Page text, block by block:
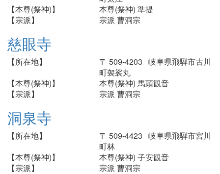
【本尊(祭神)】
本尊(祭神) 準提
【宗派】
宗派 曹洞宗
慈眼寺
【所在地】
〒 509-4203 岐阜県飛騨市古川
町袈裟丸
【本尊(祭神)】
本尊(祭神) 馬頭観音
【宗派】
宗派 曹洞宗
洞泉寺
【所在地】
〒 509-4423 岐阜県飛騨市宮川
町林
【本尊(祭神)】
本尊(祭神) 子安観音
【宗派】
宗派 曹洞宗